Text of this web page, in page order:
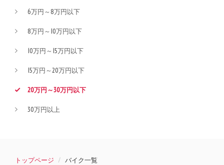
6万円～8万円以下
8万円～10万円以下
10万円～15万円以下
15万円～20万円以下
20万円～30万円以下
30万円以上
トップページ バイク一覧